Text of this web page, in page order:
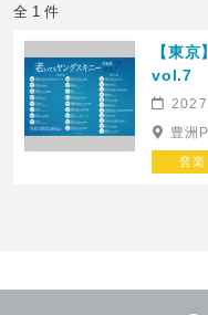
全 1 件
【東
vol.7
豊洲
音楽